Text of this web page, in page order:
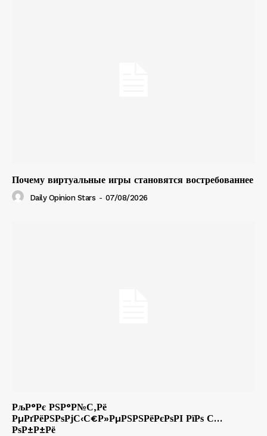
Почему виртуальные игры становятся востребованнее
Daily Opinion Stars - 07/08/2026
РљР°Рє РЅР°Р№С‚Рё
РµРґРёРЅРѕРјС‹С€Р»РµРЅРЅРёРєРѕРІ РїРѕ С…
РѕР±Р±Рё